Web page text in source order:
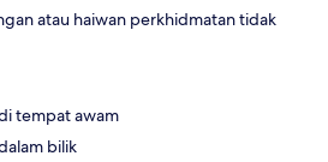
atau haiwan perkhidmatan tidak
tempat awam
bilik